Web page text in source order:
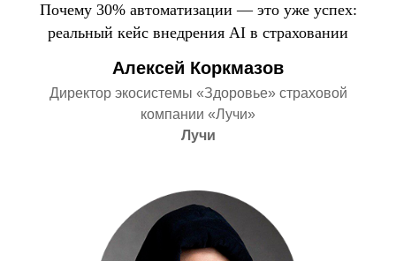
Почему 30% автоматизации — это уже успех:
реальный кейс внедрения AI в страховании
Алексей Коркмазов
Директор экосистемы «Здоровье» страховой
компании «Лучи»
Лучи